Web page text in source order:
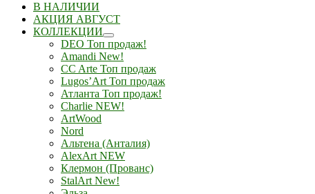
В НАЛИЧИИ
АКЦИЯ АВГУСТ
КОЛЛЕКЦИИ
DEO Топ продаж!
Amandi New!
CC Arte Топ продаж
Lugos’Art Топ продаж
Атланта Топ продаж!
Charlie NEW!
ArtWood
Nord
Альтена (Анталия)
AlexArt NEW
Клермон (Прованс)
StalArt New!